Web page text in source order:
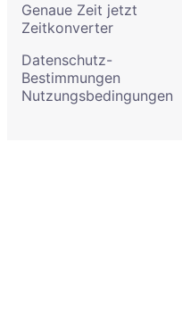
Genaue Zeit jetzt
Zeitkonverter
Datenschutz-
Bestimmungen
Nutzungsbedingungen